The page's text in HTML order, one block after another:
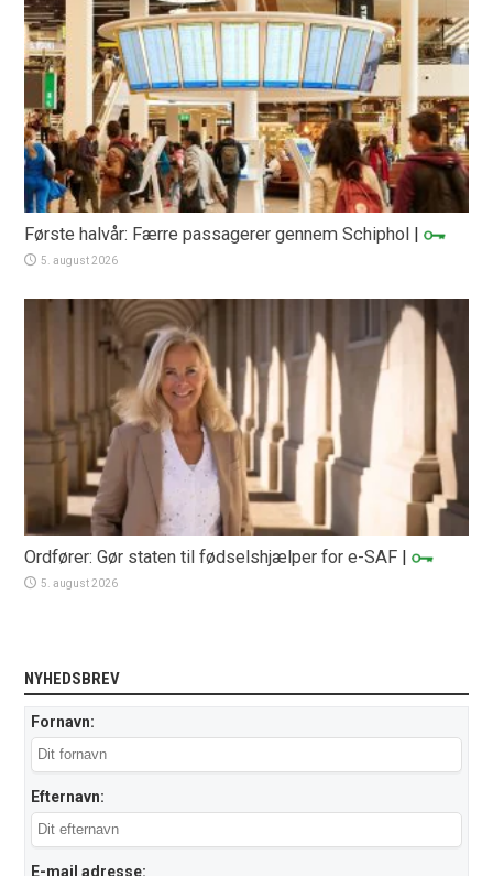
Første halvår: Færre passagerer gennem Schiphol |
5. august 2026
Ordfører: Gør staten til fødselshjælper for e-SAF |
5. august 2026
NYHEDSBREV
Fornavn:
Efternavn:
E-mail adresse: